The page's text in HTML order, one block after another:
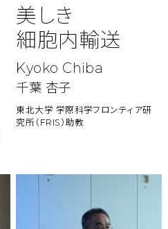
美しき
細胞内輸送
Kyoko Chiba
千葉 杏子
東北大学 学際科学フロンティア研
究所（FRIS）助教